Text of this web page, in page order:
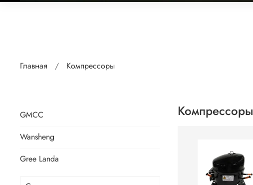
Главная Компрессоры
Компрессоры
GMCC
Wansheng
Gree Landa